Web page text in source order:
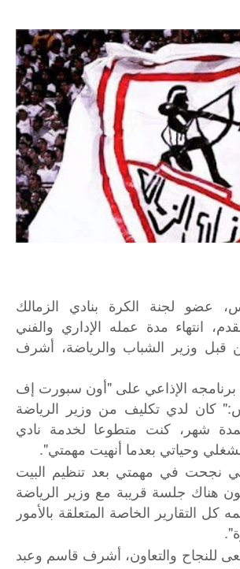
عضو لجنة الكرة بنادي الزمالك
انتهاء مدة عمله الإداري والفني
وزير الشباب والرياضة، أشرف
الإذاعي على "أون سبورت إف
كان لدي تكليف من وزير الرياضة
شهر، كنت متطوعا لخدمة نادي
وحياتي بعدما أنهيت مهمتي".
نجحت في مهمتي بعد تنظيم البيت
هناك جلسة قريبة مع وزير الرياضة
كل التقارير الخاصة المتعلقة بالأمور
للنجاح والتعاون، أشرف قاسم وعبد